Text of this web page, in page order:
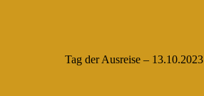
Tag der Ausreise – 13.10.2023